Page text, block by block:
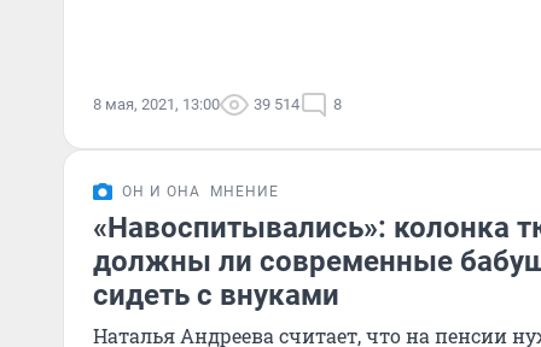
8 мая, 2021, 13:00 39 514 8
ОН И ОНА МНЕНИЕ
«Навоспитывались»: колонка
должны ли современные
сидеть с внуками
Наталья Андреева считает, что на пенсии